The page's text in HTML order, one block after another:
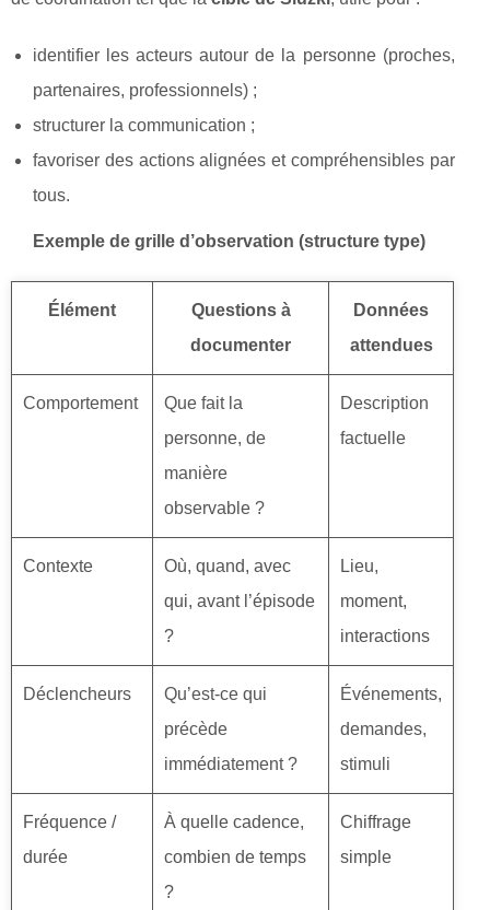
identifier les acteurs autour de la personne (proches,
partenaires, professionnels) ;
structurer la communication ;
favoriser des actions alignées et compréhensibles par
tous.
Exemple de grille d’observation (structure type)
Élément
Questions à
documenter
Données
attendues
Comportement
Que fait la
personne, de
manière
observable ?
Description
factuelle
Contexte
Où, quand, avec
qui, avant l’épisode
?
Lieu,
moment,
interactions
Déclencheurs
Qu’est-ce qui
précède
immédiatement ?
Événements,
demandes,
stimuli
Fréquence /
durée
À quelle cadence,
combien de temps
?
Chiffrage
simple